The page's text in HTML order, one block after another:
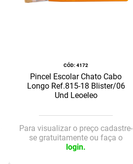
:4172
Pincel Escolar Chato Cabo
Longo Ref.815-18 Blister/06
Und Leoeleo
Para visualizar o preço cadastre-
se gratuitamente ou faça o
login.